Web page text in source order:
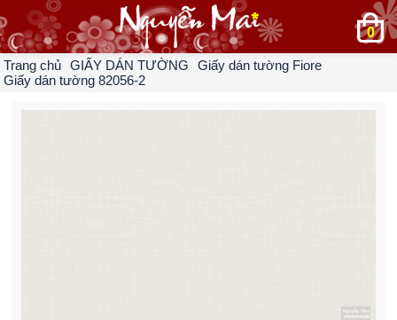
0
Trang chủ GIẤY DÁN TƯỜNG
Giấy dán tường Fiore
Giấy dán tường 82056-2